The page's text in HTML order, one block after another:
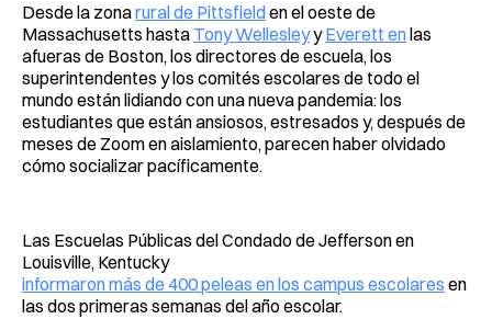
Desde la zonarural de Pittsfielden el oeste de
Massachusetts hasta Tony WellesleyyEverett enlas
afueras de Boston, los directores de escuela, los
superintendentes y los comités escolares de todo el
mundo están lidiando con una nueva pandemia: los
estudiantes que están ansiosos, estresados ​​y, después de
meses de Zoom en aislamiento, parecen haber olvidado
cómo socializar pacíficamente.
Las Escuelas Públicas del Condado de Jefferson en
Louisville, Kentucky
informaron más de 400 peleas en los campus escolares en
las dos primeras semanas del año escolar.